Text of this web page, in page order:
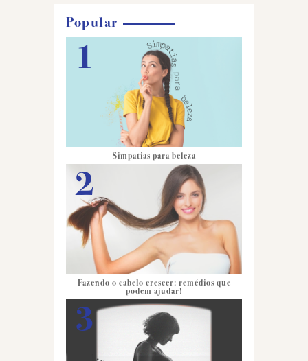
Popular
Simpatias para beleza
Fazendo o cabelo crescer: remédios que
podem ajudar!